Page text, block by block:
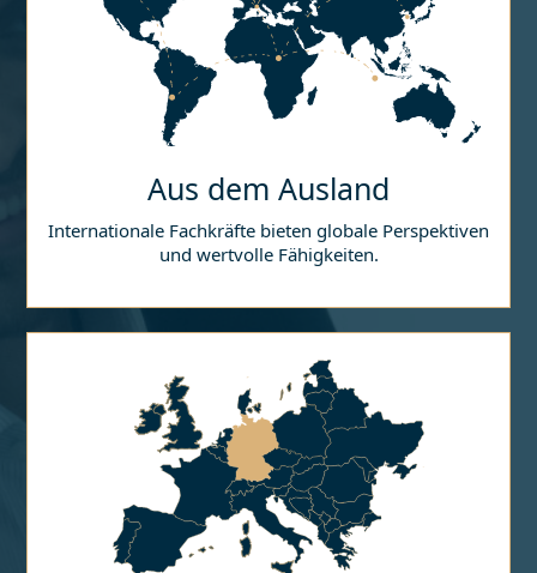
Aus dem Ausland
Internationale Fachkräfte bieten globale Perspektiven
und wertvolle Fähigkeiten.